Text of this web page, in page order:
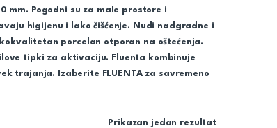
mm. Pogodni su za male prostore i
higijenu i lako čišćenje. Nudi nadgradne i
porcelan otporan na oštećenja.
tipki za aktivaciju. Fluenta kombinuje
trajanja. Izaberite FLUENTA za savremeno
Prikazan jedan rezultat